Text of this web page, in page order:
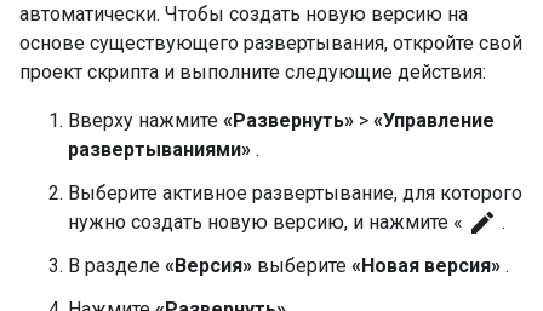
автоматически. Чтобы создать новую версию на
основе существующего развертывания, откройте свой
проект скрипта и выполните следующие действия:
Вверху нажмите «Развернуть» > «Управление
развертываниями» .
Выберите активное развертывание, для которого
нужно создать новую версию, и нажмите « edit .
В разделе «Версия» выберите «Новая версия» .